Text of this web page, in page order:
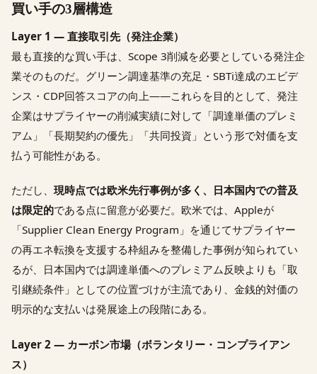
買い手の3層構造
Layer 1 — 直接取引先（発注企業）
最も直接的な買い手は、Scope 3削減を必要としている発注企
業そのものだ。グリーン調達基準の充足・SBTi達成のエビデ
ンス・CDP回答スコアの向上——これらを目的として、発注
企業はサプライヤーの削減実績に対して「調達単価のプレミ
アム」「長期契約の優先」「共同投資」という形で対価を支
払う可能性がある。
ただし、 現時点では欧米先行事例が多く、日本国内での普及
は限定的である点に留意が必要だ。欧米では、Appleが
「Supplier Clean Energy Program」を通じてサプライヤー
の再エネ転換を支援する枠組みを整備した事例が知られてい
るが、日本国内では調達単価へのプレミアム反映よりも「取
引継続条件」としての位置づけが主流であり、金銭的対価の
明示的な支払いは発展途上の段階にある。
Layer 2 — カーボン市場（ボランタリー・コンプライアン
ス）